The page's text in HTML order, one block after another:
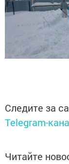
Следите за
Telegram-
Читайте